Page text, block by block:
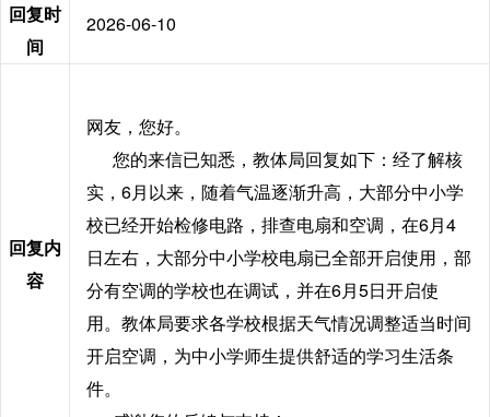
回复时
间
2026-06-10
回复内
容
网友，您好。
您的来信已知悉，教体局回复如下：经了解核
实，6月以来，随着气温逐渐升高，大部分中小学
校已经开始检修电路，排查电扇和空调，在6月4
日左右，大部分中小学校电扇已全部开启使用，部
分有空调的学校也在调试，并在6月5日开启使
用。教体局要求各学校根据天气情况调整适当时间
开启空调，为中小学师生提供舒适的学习生活条
件。